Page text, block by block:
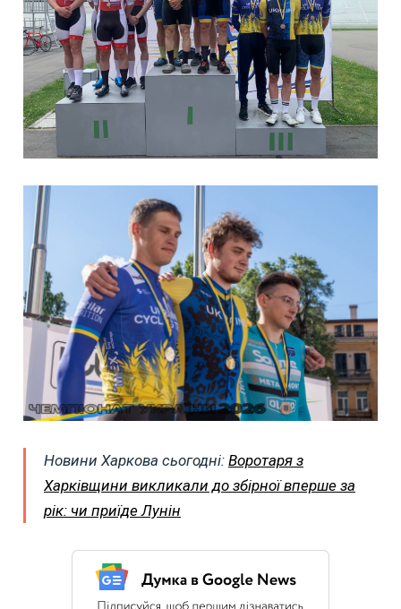
Новини Харкова сьогодні: Воротаря з
Харківщини викликали до збірної вперше за
рік: чи приїде Лунін